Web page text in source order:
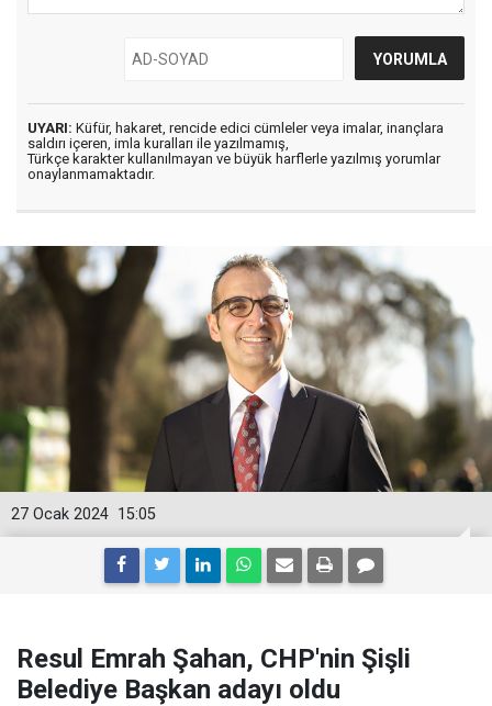
UYARI: Küfür, hakaret, rencide edici cümleler veya imalar, inançlara
saldırı içeren, imla kuralları ile yazılmamış,
Türkçe karakter kullanılmayan ve büyük harflerle yazılmış yorumlar
onaylanmamaktadır.
15:05
27 Ocak 2024
Resul Emrah Şahan, CHP'nin Şişli
Belediye Başkan adayı oldu